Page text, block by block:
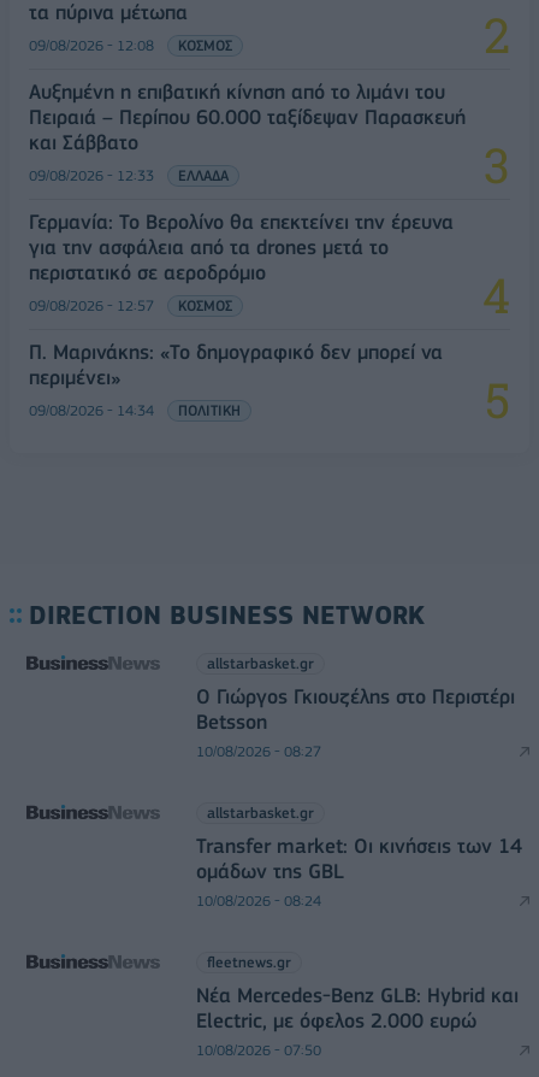
τα πύρινα μέτωπα
09/08/2026 - 12:08 ΚΟΣΜΟΣ
Αυξημένη η επιβατική κίνηση από το λιμάνι του
Πειραιά – Περίπου 60.000 ταξίδεψαν Παρασκευή
και Σάββατο
09/08/2026 - 12:33 ΕΛΛΑΔΑ
Γερμανία: Το Βερολίνο θα επεκτείνει την έρευνα
για την ασφάλεια από τα drones μετά το
περιστατικό σε αεροδρόμιο
09/08/2026 - 12:57 ΚΟΣΜΟΣ
Π. Μαρινάκης: «Το δημογραφικό δεν μπορεί να
περιμένει»
09/08/2026 - 14:34 ΠΟΛΙΤΙΚΗ
DIRECTION BUSINESS NETWORK
allstarbasket.gr
O Γιώργος Γκιουζέλης στο Περιστέρι
Betsson
10/08/2026 - 08:27
allstarbasket.gr
Transfer market: Οι κινήσεις των 14
ομάδων της GBL
10/08/2026 - 08:24
fleetnews.gr
Νέα Mercedes-Benz GLB: Hybrid και
Electric, με όφελος 2.000 ευρώ
10/08/2026 - 07:50